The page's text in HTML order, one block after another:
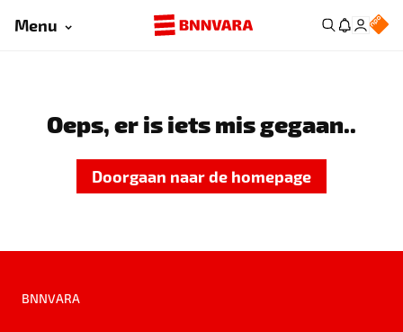
Menu
Oeps, er is iets mis gegaan..
Doorgaan naar de homepage
BNNVARA